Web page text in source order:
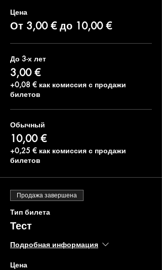
Поет Цветик - Екатерина Рачек
Доктор Пилюлькин - Альберт
Свиридецкий
Художник Тюбик - Марианна
Буклова или Анна Первушкина
Цена
От 3,00 € до 10,00 €
До 3-х лет
3,00 €
+0,08 € как комиссия с продажи
билетов
Обычный
10,00 €
+0,25 € как комиссия с продажи
билетов
Продажа завершена
Тип билета
Тест
Подробная информация
Цена